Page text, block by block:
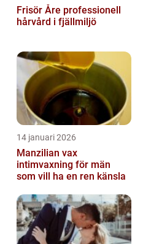
Frisör Åre professionell
hårvård i fjällmiljö
14 januari 2026
Manzilian vax
intimvaxning för män
som vill ha en ren känsla